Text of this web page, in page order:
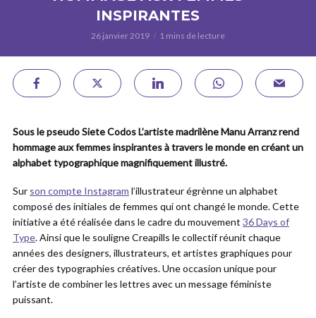
INSPIRANTES
26 janvier 2019 1 mins de lecture
Sous le pseudo Siete Codos L’artiste madrilène Manu Arranz rend
hommage aux femmes inspirantes à travers le monde en créant un
alphabet typographique magnifiquement illustré.
Sur son compte Instagram l’illustrateur égrènne un alphabet
composé des initiales de femmes qui ont changé le monde. Cette
initiative a été réalisée dans le cadre du mouvement 36 Days of
Type. Ainsi que le souligne Creapills le collectif réunit chaque
années des designers, illustrateurs, et artistes graphiques pour
créer des typographies créatives. Une occasion unique pour
l’artiste de combiner les lettres avec un message féministe
puissant.